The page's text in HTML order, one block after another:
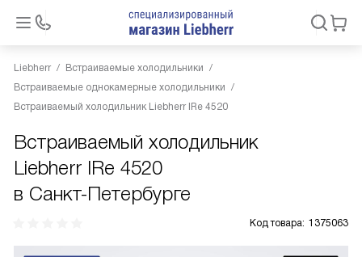
Liebherr
Встраиваемые холодильники
Встраиваемые однокамерные холодильники
Встраиваемый холодильник Liebherr IRe 4520
Встраиваемый холодильник
Liebherr IRe 4520
в Санкт-Петербурге
Код товара: 1375063